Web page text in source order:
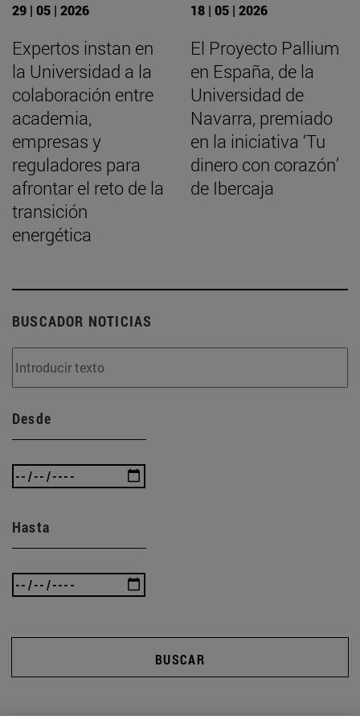
29 | 05 | 2026
Expertos instan en
la Universidad a la
colaboración entre
academia,
empresas y
reguladores para
afrontar el reto de la
transición
energética
18 | 05 | 2026
El Proyecto Pallium
en España, de la
Universidad de
Navarra, premiado
en la iniciativa ‘Tu
dinero con corazón’
de Ibercaja
BUSCADOR NOTICIAS
Desde
Hasta
BUSCAR